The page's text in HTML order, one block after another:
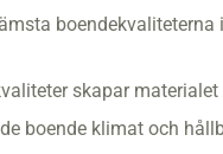
boendekvaliteterna
skapar materialet
boende klimat och